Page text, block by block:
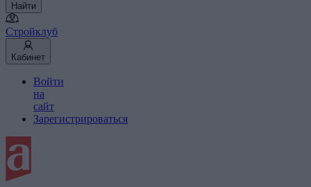
Найти
Стройклуб
Кабинет
Войти
на
сайт
Зарегистрироваться